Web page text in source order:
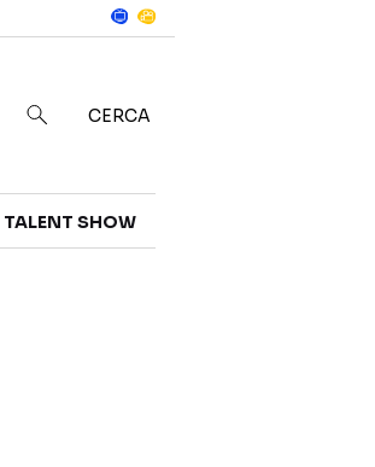
CERCA
TALENT SHOW